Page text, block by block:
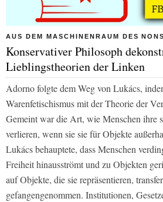
AUS DEM MASCHINENRAUM DES
Konservativer Philosoph
Lieblingstheorien der Linken
Adorno folgte dem Weg von Lukács,
Warenfetischismus mit der Theorie der
Gemeint war die Art, wie Menschen ihre
verlieren, wenn sie sie für Objekte
Lukács behauptete, dass Menschen
Freiheit hinausströmt und zu Objekten
auf Objekte, die sie repräsentieren,
gefangengenommen. Institutionen,